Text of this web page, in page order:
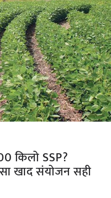
किलो SSP?
खाद संयोजन सही